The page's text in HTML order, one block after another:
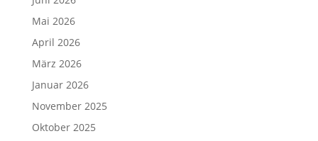
Mai 2026
April 2026
März 2026
Januar 2026
November 2025
Oktober 2025